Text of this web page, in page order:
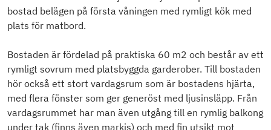
bostad belägen på första våningen med rymligt kök med
plats för matbord.
Bostaden är fördelad på praktiska 60 m2 och består av ett
rymligt sovrum med platsbyggda garderober. Till bostaden
hör också ett stort vardagsrum som är bostadens hjärta,
med flera fönster som ger generöst med ljusinsläpp. Från
vardagsrummet har man även utgång till en rymlig balkong
under tak (finns även markis) och med fin utsikt mot